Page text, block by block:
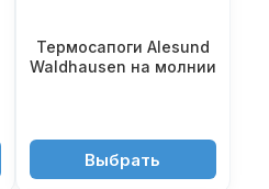
Термосапоги Alesund
Waldhausen на молнии
8'550 ₽Выбрать